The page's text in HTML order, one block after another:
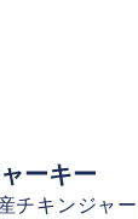
ーキー
チキンジャ